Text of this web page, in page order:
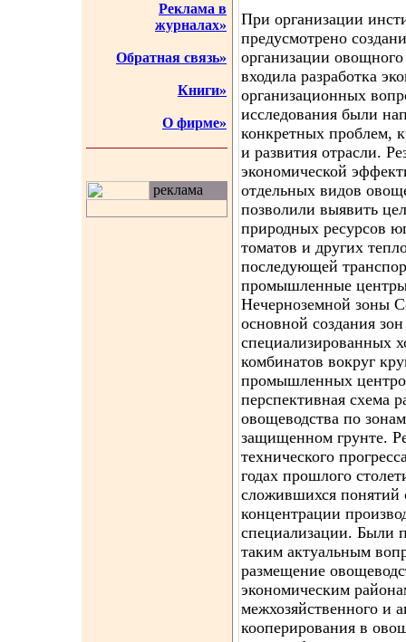
Реклама в
журналах»
Обратная связь»
Книги»
О фирме»
реклама
При организации
предусмотрено
организации овощного
входила разработка
организационных
исследования были
конкретных проблем,
и развития отрасли.
экономической
отдельных видов
позволили выявить
природных ресурсов
томатов и других
последующей
промышленные центры
Нечерноземной зоны
основной создания
специализированных
комбинатов вокруг
промышленных
перспективная схема
овощеводства по
защищенном грунте.
технического
годах прошлого
сложившихся понятий
концентрации
специализации. Были
таким актуальным
размещение
экономическим
межхозяйственного и
кооперирования в